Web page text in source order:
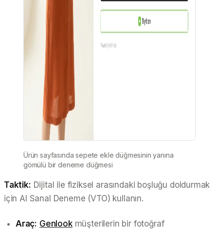
Ürün sayfasında sepete ekle düğmesinin yanına
gömülü bir deneme düğmesi
Taktik: Dijital ile fiziksel arasındaki boşluğu doldurmak
için AI Sanal Deneme (VTO) kullanın.
Araç: Genlookmüşterilerin bir fotoğraf